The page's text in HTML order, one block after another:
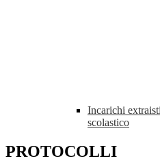
Incarichi
scolastico
PROTOCOLLI